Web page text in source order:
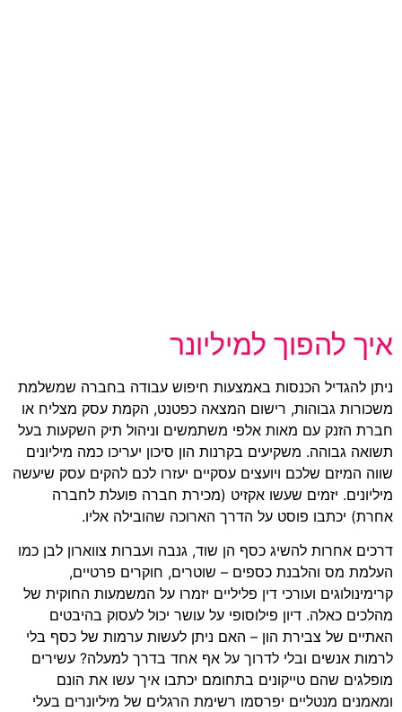
איך להפוך למיליונר
ניתן להגדיל הכנסות באמצעות חיפוש עבודה בחברה שמשלמת
משכורות גבוהות, רישום המצאה כפטנט, הקמת עסק מצליח או
חברת הזנק עם מאות אלפי משתמשים וניהול תיק השקעות בעל
תשואה גבוהה. משקיעים בקרנות הון סיכון יעריכו כמה מיליונים
שווה המיזם שלכם ויועצים עסקיים יעזרו לכם להקים עסק שיעשה
מיליונים. יזמים שעשו אקזיט (מכירת חברה פועלת לחברה
אחרת) יכתבו פוסט על הדרך הארוכה שהובילה אליו.
דרכים אחרות להשיג כסף הן שוד, גנבה ועברות צווארון לבן כמו
העלמת מס והלבנת כספים – שוטרים, חוקרים פרטיים,
קרימינולוגים ועורכי דין פליליים יזמרו על המשמעות החוקית של
מהלכים כאלה. דיון פילוסופי על עושר יכול לעסוק בהיבטים
האתיים של צבירת הון – האם ניתן לעשות ערמות של כסף בלי
לרמות אנשים ובלי לדרוך על אף אחד בדרך למעלה? עשירים
מופלגים שהם טייקונים בתחומם יכתבו איך עשו את הונם
ומאמנים מנטליים יפרסמו רשימת הרגלים של מיליונרים בעלי